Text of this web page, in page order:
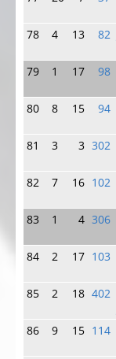
78
4 13 82
79 1 17 98
80 8 15 94
81
3 3 302
82 7 16 102
83 1 4 306
84 2 17 103
85
2 18 402
86 9 15 114